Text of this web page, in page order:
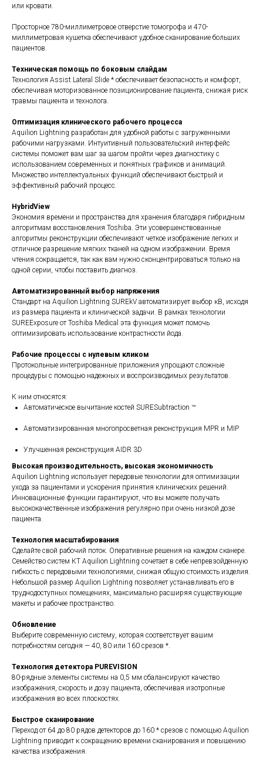
или кровати.
Просторное 780-миллиметровое отверстие томогрофа и 470-
миллиметровая кушетка обеспечивают удобное сканирование больших
пациентов.
Техническая помощь по боковым слайдам
Технология Assist Lateral Slide * обеспечивает безопасность и комфорт,
обеспечивая моторизованное позиционирование пациента, снижая риск
травмы пациента и технолога.
Оптимизация клинического рабочего процесса
Aquilion Lightning разработан для удобной работы с загруженными
рабочими нагрузками. Интуитивный пользовательский интерфейс
системы поможет вам шаг за шагом пройти через диагностику с
использованием современных и понятных графиков и анимаций.
Множество интеллектуальных функций обеспечивают быстрый и
эффективный рабочий процесс.
HybridView
Экономия времени и пространства для хранения благодаря гибридным
алгоритмам восстановления Toshiba. Эти усовершенствованные
алгоритмы реконструкции обеспечивают четкое изображение легких и
отличное разрешение мягких тканей на одном изображении. Время
чтения сокращается, так как вам нужно сконцентрироваться только на
одной серии, чтобы поставить диагноз.
Автоматизированный выбор напряжения
Стандарт на Aquilion Lightning SUREkV автоматизирует выбор кВ, исходя
из размера пациента и клинической задачи. В рамках технологии
SUREExposure от Toshiba Medical эта функция может помочь
оптимизировать использование контрастности йода.
Рабочие процессы с нулевым кликом
Протокольные интегрированные приложения упрощают сложные
процедуры с помощью надежных и воспроизводимых результатов.
К ним относятся:
Автоматическое вычитание костей SURESubtraction ™
Автоматизированная многопросветная реконструкция MPR и MIP
Улучшенная реконструкция AIDR 3D
Высокая производительность, высокая экономичность
Aquilion Lightning использует передовые технологии для оптимизации
ухода за пациентами и ускорения принятия клинических решений.
Инновационные функции гарантируют, что вы можете получать
высококачественные изображения регулярно при очень низкой дозе
пациента.
Технология масштабирования
Сделайте свой рабочий поток. Оперативные решения на каждом сканере.
Семейство систем КТ Aquilion Lightning сочетает в себе непревзойденную
гибкость с передовыми технологиями, снижая общую стоимость изделия.
Небольшой размер Aquilion Lightning позволяет устанавливать его в
труднодоступных помещениях, максимально расширяя существующие
макеты и рабочее пространство.
Обновление
Выберите современную систему, которая соответствует вашим
потребностям сегодня — 40, 80 или 160 срезов *.
Технология детектора PUREVISION
80-рядные элементы системы на 0,5 мм сбалансируют качество
изображения, скорость и дозу пациента, обеспечивая изотропные
изображения во всех плоскостях.
Быстрое сканирование
Переход от 64 до 80 рядов детекторов до 160 * срезов с помощью Aquilion
Lightning приводит к сокращению времени сканирования и повышению
качества изображения.